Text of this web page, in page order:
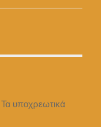
Τα υποχρεωτικά